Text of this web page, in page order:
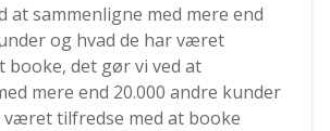
at sammenligne med mere end
og hvad de har været
booke, det gør vi ved at
mere end 20.000 andre kunder
været tilfredse med at booke